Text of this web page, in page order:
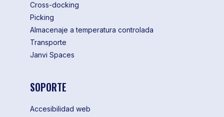
Cross-docking
Picking
Almacenaje a temperatura controlada
Transporte
Janvi Spaces
SOPORTE
Accesibilidad web